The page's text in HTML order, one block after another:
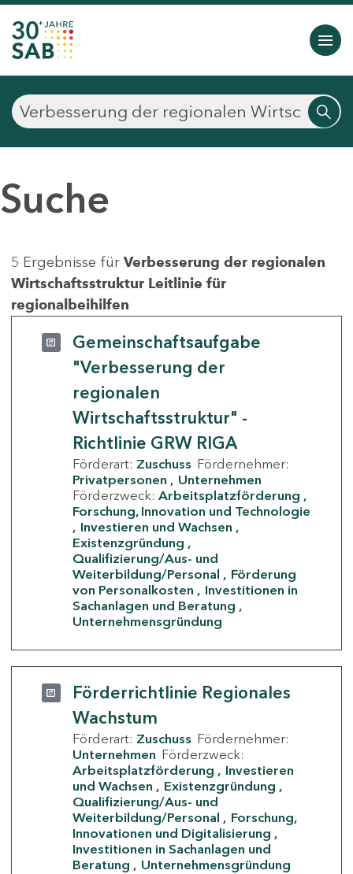
Suche
5 Ergebnisse für Verbesserung der regionalen
Wirtschaftsstruktur Leitlinie für
regionalbeihilfen
Gemeinschaftsaufgabe
"Verbesserung der
regionalen
Wirtschaftsstruktur" -
Richtlinie GRW RIGA
Förderart: Zuschuss Fördernehmer:
Privatpersonen
Unternehmen
Förderzweck: Arbeitsplatzförderung
Forschung, Innovation und Technologie
Investieren und Wachsen
Existenzgründung
Qualifizierung/Aus- und
Weiterbildung/Personal
Förderung
von Personalkosten
Investitionen in
Sachanlagen und Beratung
Unternehmensgründung
Förderrichtlinie Regionales
Wachstum
Förderart: Zuschuss Fördernehmer:
Unternehmen Förderzweck:
Arbeitsplatzförderung
Investieren
und Wachsen
Existenzgründung
Qualifizierung/Aus- und
Weiterbildung/Personal
Forschung,
Innovationen und Digitalisierung
Investitionen in Sachanlagen und
Beratung
Unternehmensgründung